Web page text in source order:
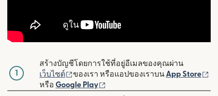
1
สร้างบัญชีโดยการใช้ที่อยู่อีเมลของคุณผ่าน
เว็บไซต์
(เปิดในหน้าต่างใหม่)
ของเรา หรือแอปของเราบน App Store
หรือ Google Play